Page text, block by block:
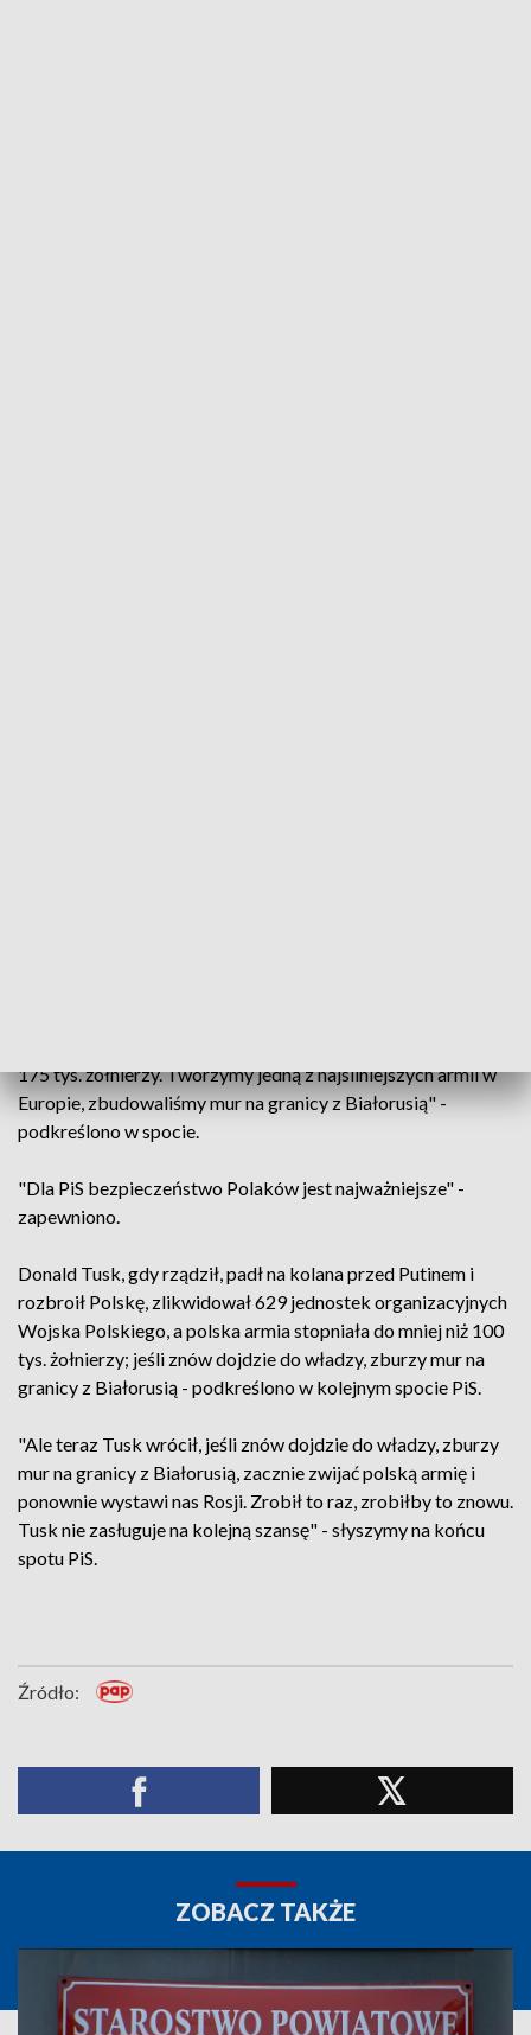
175 tys. żołnierzy. Tworzymy jedną z najsilniejszych armii w
Europie, zbudowaliśmy mur na granicy z Białorusią" -
podkreślono w spocie.
"Dla PiS bezpieczeństwo Polaków jest najważniejsze" -
zapewniono.
Donald Tusk, gdy rządził, padł na kolana przed Putinem i
rozbroił Polskę, zlikwidował 629 jednostek organizacyjnych
Wojska Polskiego, a polska armia stopniała do mniej niż 100
tys. żołnierzy; jeśli znów dojdzie do władzy, zburzy mur na
granicy z Białorusią - podkreślono w kolejnym spocie PiS.
"Ale teraz Tusk wrócił, jeśli znów dojdzie do władzy, zburzy
mur na granicy z Białorusią, zacznie zwijać polską armię i
ponownie wystawi nas Rosji. Zrobił to raz, zrobiłby to znowu.
Tusk nie zasługuje na kolejną szansę" - słyszymy na końcu
spotu PiS.
Źródło:
ZOBACZ TAKŻE